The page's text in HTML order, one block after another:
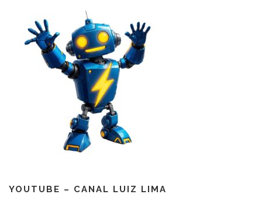
YOUTUBE – CANAL LUIZ LIMA